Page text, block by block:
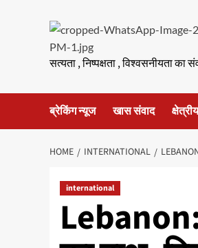
सत्यता , निष्पक्षता , विश्वसनीयता का
ब्रेकिंग न्यूज खास संवाद क्षेत्रीय
HOME INTERNATIONAL
international